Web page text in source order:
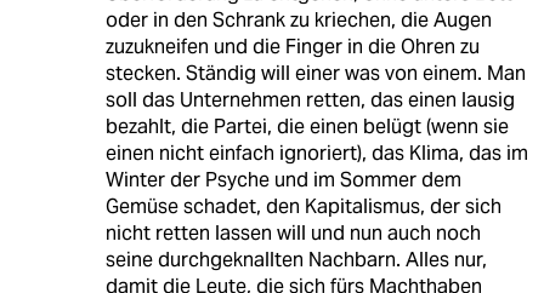
oder in den Schrank zu kriechen, die Augen
zuzukneifen und die Finger in die Ohren zu
stecken. Ständig will einer was von einem. Man
soll das Unternehmen retten, das einen lausig
bezahlt, die Partei, die einen belügt (wenn sie
einen nicht einfach ignoriert), das Klima, das im
Winter der Psyche und im Sommer dem
Gemüse schadet, den Kapitalismus, der sich
nicht retten lassen will und nun auch noch
seine durchgeknallten Nachbarn. Alles nur,
damit die Leute, die sich fürs Machthaben